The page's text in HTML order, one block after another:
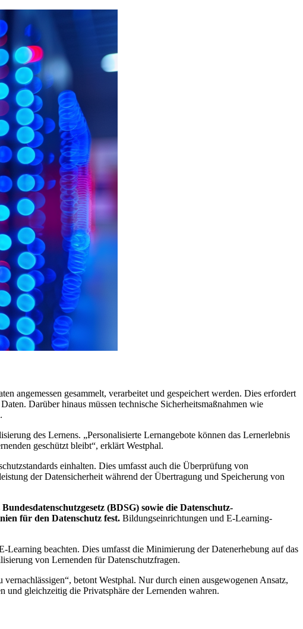
angemessen gesammelt, verarbeitet und gespeichert werden. Dies erfordert
Darüber hinaus müssen technische Sicherheitsmaßnahmen wie
des Lernens. „Personalisierte Lernangebote können das Lernerlebnis
geschützt bleibt“, erklärt Westphal.
einhalten. Dies umfasst auch die Überprüfung von
der Datensicherheit während der Übertragung und Speicherung von
(BDSG) sowie die Datenschutz-
für den Datenschutz fest. Bildungseinrichtungen und E-Learning-
beachten. Dies umfasst die Minimierung der Datenerhebung auf das
von Lernenden für Datenschutzfragen.
betont Westphal. Nur durch einen ausgewogenen Ansatz,
gleichzeitig die Privatsphäre der Lernenden wahren.